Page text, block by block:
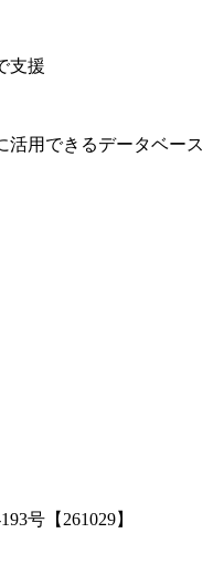
支援
活用できるデータベース
号【261029】